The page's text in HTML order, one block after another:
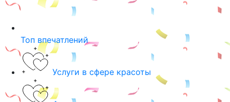
Топ впечатлений
Услуги в сфере красоты